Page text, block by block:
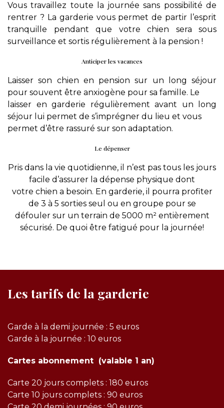
Vous travaillez toute la journée sans possibilité de
rentrer ? La garderie vous permet de partir l’esprit
tranquille pendant que votre chien sera sous
surveillance et sortis régulièrement à la pension !
Anticiper les vacances
Laisser son chien en pension sur un long séjour
pour souvent être anxiogène pour sa famille. Le
laisser en garderie régulièrement avant un long
séjour lui permet de s’imprégner du lieu et vous
permet d’être rassuré sur son adaptation.
Le dépenser
Pris dans la vie quotidienne, il n’est pas tous les jours
facile d’assurer la dépense physique dont
votre chien a besoin. En garderie, il pourra profiter
de 3 à 5 sorties seul ou en groupe pour se
défouler sur un terrain de 5000 m² entièrement
sécurisé. De quoi être fatigué pour la journée!
Les tarifs de la garderie
Garde à la demi journée : 5 euros
Garde à la journée : 10 euros
Cartes abonnement (valable 1 an)
Carte 20 jours complets : 180 euros
Carte 10 jours complets : 90 euros